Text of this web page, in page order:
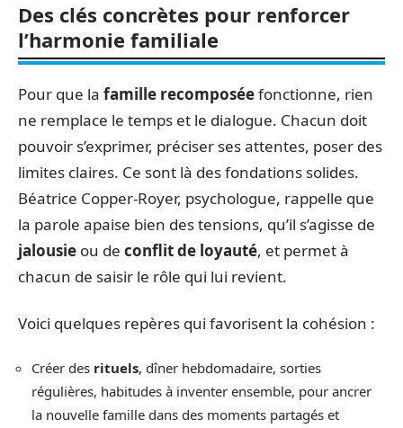
Des clés concrètes pour renforcer
l’harmonie familiale
Pour que la famille recomposéefonctionne, rien
ne remplace le temps et le dialogue. Chacun doit
pouvoir s’exprimer, préciser ses attentes, poser des
limites claires. Ce sont là des fondations solides.
Béatrice Copper-Royer, psychologue, rappelle que
la parole apaise bien des tensions, qu’il s’agisse de
jalousie ou de conflit de loyauté, et permet à
chacun de saisir le rôle qui lui revient.
Voici quelques repères qui favorisent la cohésion :
Créer des rituels, dîner hebdomadaire, sorties
régulières, habitudes à inventer ensemble, pour ancrer
la nouvelle famille dans des moments partagés et